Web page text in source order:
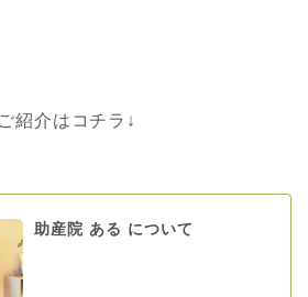
紹介はコチラ↓
助産院 ある について